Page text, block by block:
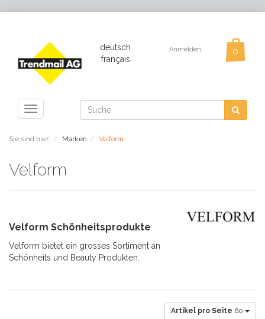
deutsch
français
Anmelden
Toggle
navigation
Sie sind hier: Marken Velform
Velform
Velform Schönheitsprodukte
Velform bietet ein grosses Sortiment an
Schönheits und Beauty Produkten.
Artikel pro Seite 60